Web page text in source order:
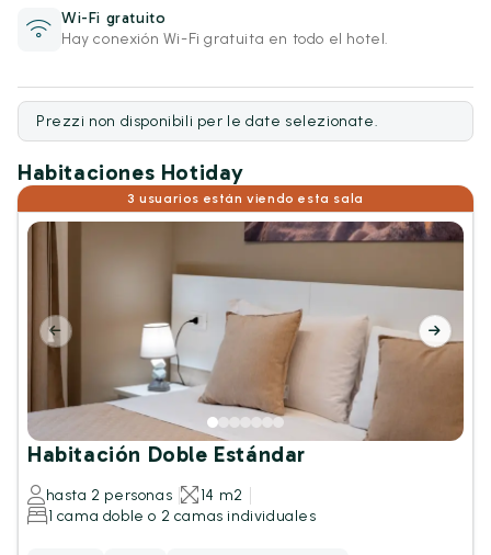
Wi-Fi gratuito
Hay conexión Wi-Fi gratuita en todo el hotel.
Prezzi non disponibili per le date selezionate.
Habitaciones Hotiday
3 usuarios están viendo esta sala
Habitación Doble Estándar
hasta 2 personas
14 m2
1 cama doble o 2 camas individuales